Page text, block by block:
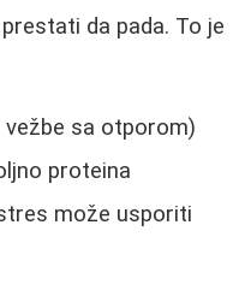
da pada. To je
sa otporom)
proteina
može usporiti